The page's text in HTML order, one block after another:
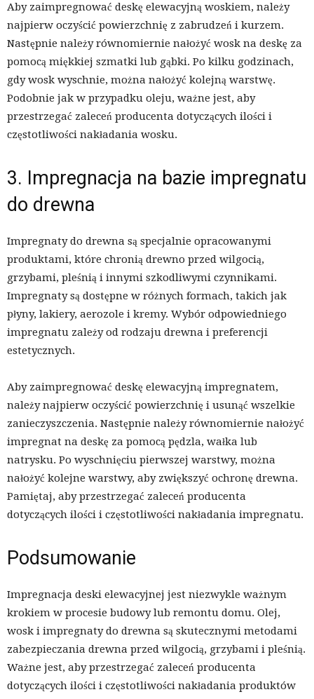
Aby zaimpregnować deskę elewacyjną woskiem, należy
najpierw oczyścić powierzchnię z zabrudzeń i kurzem.
Następnie należy równomiernie nałożyć wosk na deskę za
pomocą miękkiej szmatki lub gąbki. Po kilku godzinach,
gdy wosk wyschnie, można nałożyć kolejną warstwę.
Podobnie jak w przypadku oleju, ważne jest, aby
przestrzegać zaleceń producenta dotyczących ilości i
częstotliwości nakładania wosku.
3. Impregnacja na bazie impregnatu
do drewna
Impregnaty do drewna są specjalnie opracowanymi
produktami, które chronią drewno przed wilgocią,
grzybami, pleśnią i innymi szkodliwymi czynnikami.
Impregnaty są dostępne w różnych formach, takich jak
płyny, lakiery, aerozole i kremy. Wybór odpowiedniego
impregnatu zależy od rodzaju drewna i preferencji
estetycznych.
Aby zaimpregnować deskę elewacyjną impregnatem,
należy najpierw oczyścić powierzchnię i usunąć wszelkie
zanieczyszczenia. Następnie należy równomiernie nałożyć
impregnat na deskę za pomocą pędzla, wałka lub
natrysku. Po wyschnięciu pierwszej warstwy, można
nałożyć kolejne warstwy, aby zwiększyć ochronę drewna.
Pamiętaj, aby przestrzegać zaleceń producenta
dotyczących ilości i częstotliwości nakładania impregnatu.
Podsumowanie
Impregnacja deski elewacyjnej jest niezwykle ważnym
krokiem w procesie budowy lub remontu domu. Olej,
wosk i impregnaty do drewna są skutecznymi metodami
zabezpieczania drewna przed wilgocią, grzybami i pleśnią.
Ważne jest, aby przestrzegać zaleceń producenta
dotyczących ilości i częstotliwości nakładania produktów